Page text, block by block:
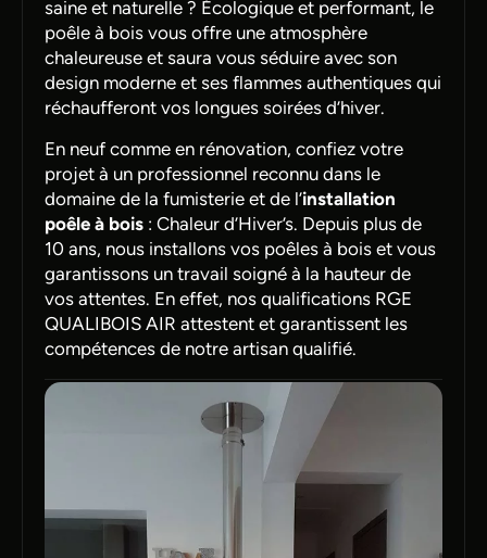
saine et naturelle ? Écologique et performant, le
poêle à bois vous offre une atmosphère
chaleureuse et saura vous séduire avec son
design moderne et ses flammes authentiques qui
réchaufferont vos longues soirées d’hiver.
En neuf comme en rénovation, confiez votre
projet à un professionnel reconnu dans le
domaine de la fumisterie et de l’installation
poêle à bois : Chaleur d’Hiver’s. Depuis plus de
10 ans, nous installons vos poêles à bois et vous
garantissons un travail soigné à la hauteur de
vos attentes. En effet, nos qualifications RGE
QUALIBOIS AIR attestent et garantissent les
compétences de notre artisan qualifié.